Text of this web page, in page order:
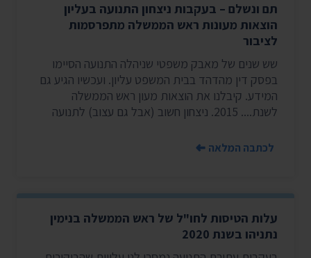
תם ונשלם – בעקבות ניצחון התנועה בעליון
הוצאות מעונות ראש הממשלה מתפרסמות
לציבור
שש שנים של מאבק משפטי שניהלה התנועה הסיימו
בפסק דין מהדהד בבית המשפט עליון. ועכשיו הגיע גם
המידע. קיבלנו את הוצאות מעון ראש הממשלה
לשנת.... 2015. ניצחון חשוב (אבל גם עצוב) לתנועה
לכתבה המלאה
עלות הטיסות לחו"ל של ראש הממשלה בנימין
נתניהו בשנת 2020